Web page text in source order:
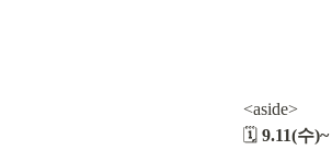
<aside>
🗓️ 9.11(수